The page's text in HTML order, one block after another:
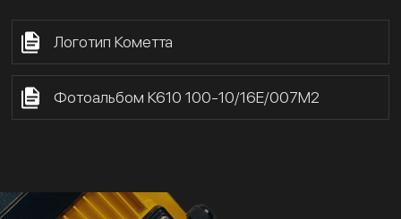
Логотип Кометта
Фотоальбом К610 100-10/16Е/007М2